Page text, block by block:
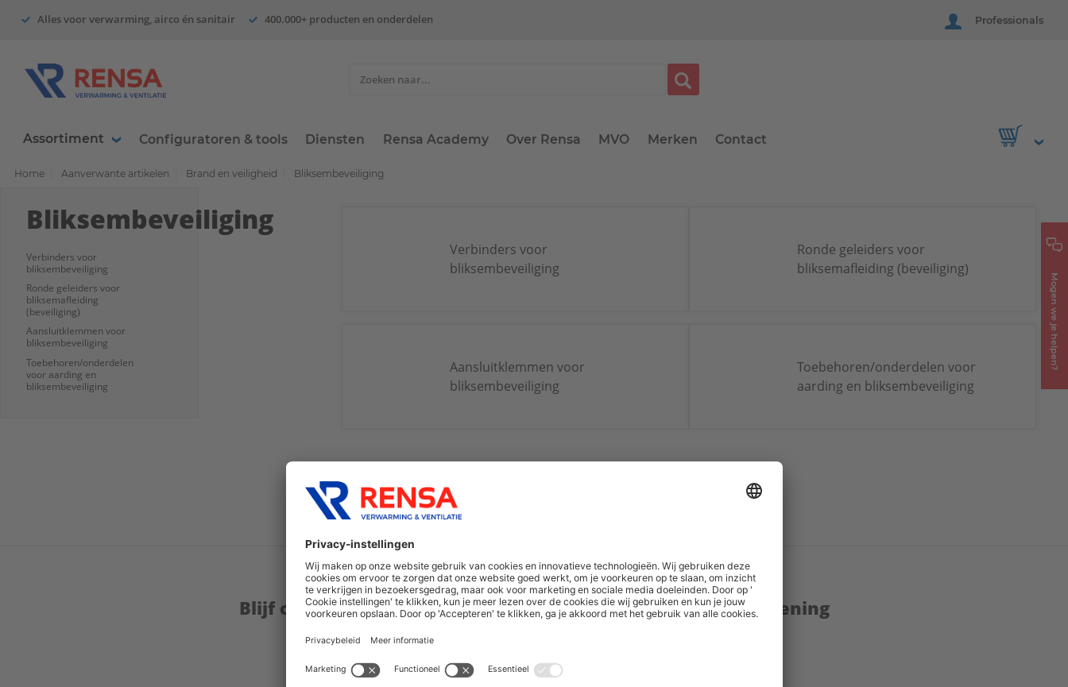
Alles voor verwarming, airco én sanitair 400.000+ producten en onderdelen Professionals
Assortiment Configuratoren & tools Diensten Rensa Academy Over Rensa MVO Merken Contact
Mogen we je helpen?
Home Aanverwante artikelen Brand en veiligheid Bliksembeveiliging
Bliksembeveiliging
Verbinders voor
bliksembeveiliging
Ronde geleiders voor
bliksemafleiding
(beveiliging)
Aansluitklemmen voor
bliksembeveiliging
Toebehoren/onderdelen
voor aarding en
bliksembeveiliging
Verbinders voor
bliksembeveiliging
Ronde geleiders voor
bliksemafleiding (beveiliging)
Aansluitklemmen voor
bliksembeveiliging
Toebehoren/onderdelen voor
aarding en bliksembeveiliging
Blijf op de hoogte van nieuwe producten en onze dienstverlening